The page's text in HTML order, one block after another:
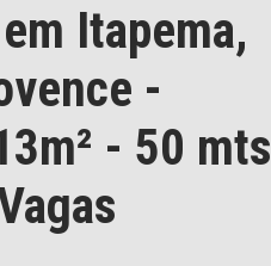
Itapema,
-
- 50 mts